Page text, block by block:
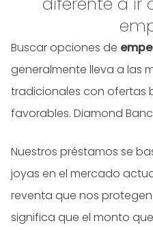
Buscar opciones de
generalmente lleva a las
tradicionales con ofertas
favorables. Diamond
Nuestros préstamos se
joyas en el mercado
reventa que nos
significa que el monto